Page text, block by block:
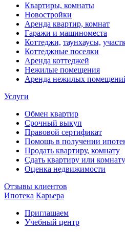
Квартиры, комнаты
Новостройки
Аренда квартир, комнат
Гаражи и машиноместа
Коттеджи, таунхаусы,
Коттеджные поселки
Аренда коттеджей
Нежилые помещения
Аренда нежилых
Услуги
Обмен квартир
Срочный выкуп
Правовой сертификат
Помощь в получении
Продать квартиру, комнату
Сдать квартиру или комнату
Оценка недвижимости
Отзывы клиентов
Ипотека Карьера
Приглашаем
Учебный центр